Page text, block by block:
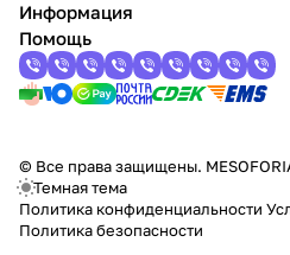
Информация
Помощь
© Все права защищены.
Темная тема
Политика конфиденциальности
Политика безопасности